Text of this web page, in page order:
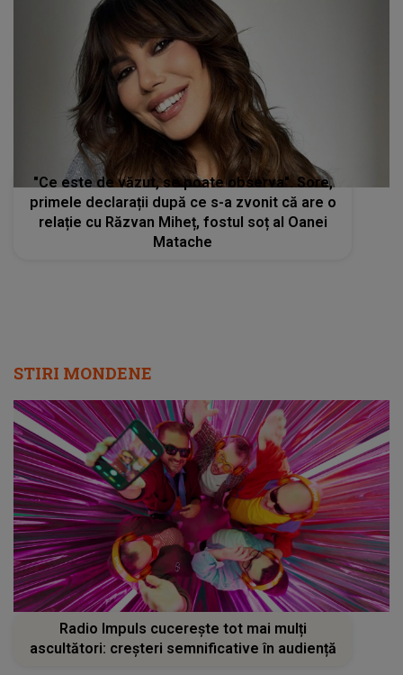
"Ce este de văzut, se poate observa". Sore,
primele declarații după ce s-a zvonit că are o
relație cu Răzvan Miheț, fostul soț al Oanei
Matache
STIRI MONDENE
Radio Impuls cucerește tot mai mulți
ascultători: creșteri semnificative în audiență